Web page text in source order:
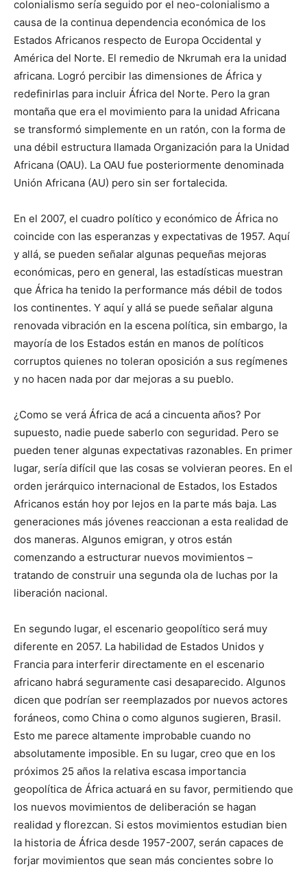
colonialismo sería seguido por el neo-colonialismo a
causa de la continua dependencia económica de los
Estados Africanos respecto de Europa Occidental y
América del Norte. El remedio de Nkrumah era la unidad
africana. Logró percibir las dimensiones de África y
redefinirlas para incluir África del Norte. Pero la gran
montaña que era el movimiento para la unidad Africana
se transformó simplemente en un ratón, con la forma de
una débil estructura llamada Organización para la Unidad
Africana (OAU). La OAU fue posteriormente denominada
Unión Africana (AU) pero sin ser fortalecida.
En el 2007, el cuadro político y económico de África no
coincide con las esperanzas y expectativas de 1957. Aquí
y allá, se pueden señalar algunas pequeñas mejoras
económicas, pero en general, las estadísticas muestran
que África ha tenido la performance más débil de todos
los continentes. Y aquí y allá se puede señalar alguna
renovada vibración en la escena política, sin embargo, la
mayoría de los Estados están en manos de políticos
corruptos quienes no toleran oposición a sus regímenes
y no hacen nada por dar mejoras a su pueblo.
¿Como se verá África de acá a cincuenta años? Por
supuesto, nadie puede saberlo con seguridad. Pero se
pueden tener algunas expectativas razonables. En primer
lugar, sería difícil que las cosas se volvieran peores. En el
orden jerárquico internacional de Estados, los Estados
Africanos están hoy por lejos en la parte más baja. Las
generaciones más jóvenes reaccionan a esta realidad de
dos maneras. Algunos emigran, y otros están
comenzando a estructurar nuevos movimientos –
tratando de construir una segunda ola de luchas por la
liberación nacional.
En segundo lugar, el escenario geopolítico será muy
diferente en 2057. La habilidad de Estados Unidos y
Francia para interferir directamente en el escenario
africano habrá seguramente casi desaparecido. Algunos
dicen que podrían ser reemplazados por nuevos actores
foráneos, como China o como algunos sugieren, Brasil.
Esto me parece altamente improbable cuando no
absolutamente imposible. En su lugar, creo que en los
próximos 25 años la relativa escasa importancia
geopolítica de África actuará en su favor, permitiendo que
los nuevos movimientos de deliberación se hagan
realidad y florezcan. Si estos movimientos estudian bien
la historia de África desde 1957-2007, serán capaces de
forjar movimientos que sean más concientes sobre lo